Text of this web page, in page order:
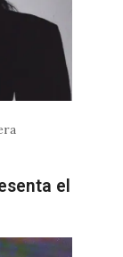
el